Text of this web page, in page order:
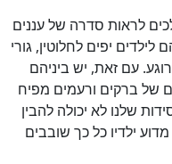
לראות סדרה של עננים
יפים לחלוטין, גורי
עם זאת, יש ביניהם
של ברקים ורעמים מפיח
שלנו לא יכולה להבין
ילדיו כל כך שובבים